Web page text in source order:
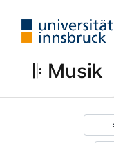
𝄆 Musik 𝄀